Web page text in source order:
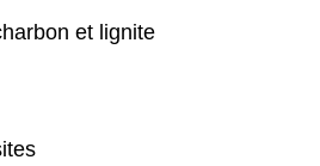
et lignite